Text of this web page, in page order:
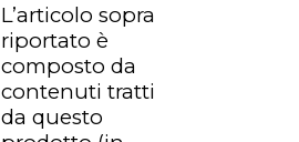
L’articolo sopra
riportato è
composto da
contenuti tratti
da questo